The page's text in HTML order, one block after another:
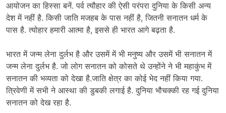
आयोजन का हिस्सा बनें. पर्व त्यौहार की ऐसी परंपरा दुनिया के किसी अन्य
देश में नहीं है. किसी जाति मजहब के पास नहीं है, जितनी सनातन धर्म के
पास है. त्योहार हमारी आत्मा है, इससे ही भारत आगे बढ़ता है.
भारत में जन्म लेना दुर्लभ है और उसमें में भी मनुष्य और उसमें भी सनातन में
जन्म लेना दुर्लभ है. जो लोग सनातन को कोसते थे उन्होंने ने भी महाकुंभ में
सनातन की भव्यता को देखा है.जाति क्षेत्र का कोई भेद नहीं किया गया.
त्रिवेणी में सभी ने आस्था की डुबकी लगाई है. दुनिया भौचक्की रह गई दुनिया
सनातन को देख रहा है.